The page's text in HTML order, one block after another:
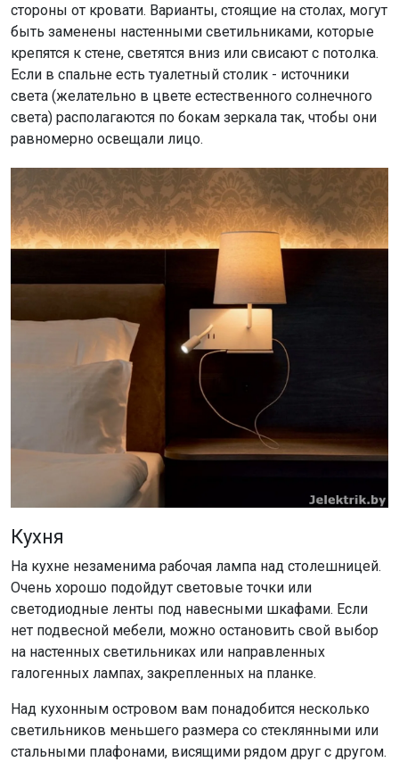
стороны от кровати. Варианты, стоящие на столах, могут
быть заменены настенными светильниками, которые
крепятся к стене, светятся вниз или свисают с потолка.
Если в спальне есть туалетный столик - источники
света (желательно в цвете естественного солнечного
света) располагаются по бокам зеркала так, чтобы они
равномерно освещали лицо.
Кухня
На кухне незаменима рабочая лампа над столешницей.
Очень хорошо подойдут световые точки или
светодиодные ленты под навесными шкафами. Если
нет подвесной мебели, можно остановить свой выбор
на настенных светильниках или направленных
галогенных лампах, закрепленных на планке.
Над кухонным островом вам понадобится несколько
светильников меньшего размера со стеклянными или
стальными плафонами, висящими рядом друг с другом.